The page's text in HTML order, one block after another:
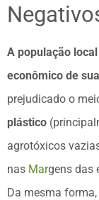
A população
econômico de
prejudicado o
plástico
agrotóxicos
nas Margens das
Da mesma